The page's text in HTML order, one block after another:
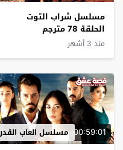
مسلسل شراب التوت
الحلقة 78 مترجم
منذ 3 أشهر
00:59:01 مسلسل العاب القدر